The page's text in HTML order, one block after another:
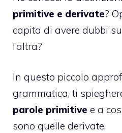
primitive e derivate?
capita di avere dubbi
l’altra?
In questo piccolo
grammatica, ti
parole primitive e a
sono quelle derivate.